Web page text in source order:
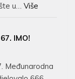
u… Više
IMO!
Međunarodna